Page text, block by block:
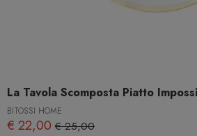
La Tavola Scomposta Piatto
BITOSSI HOME
€ 22,00 € 25,00